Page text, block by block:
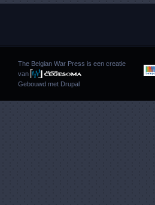
The Belgian War Press is een creatie
van
Gebouwd met Drupal